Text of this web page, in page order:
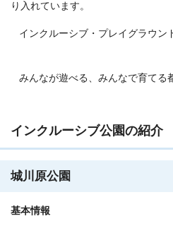
り入れています。
インクルーシブ・プレイグラウン
みんなが遊べる、みんなで育てる
インクルーシブ公園の紹介
城川原公園
基本情報